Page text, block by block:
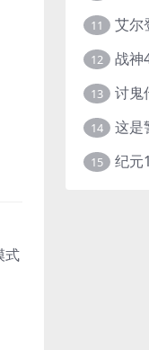
式
11
12
13
14
15